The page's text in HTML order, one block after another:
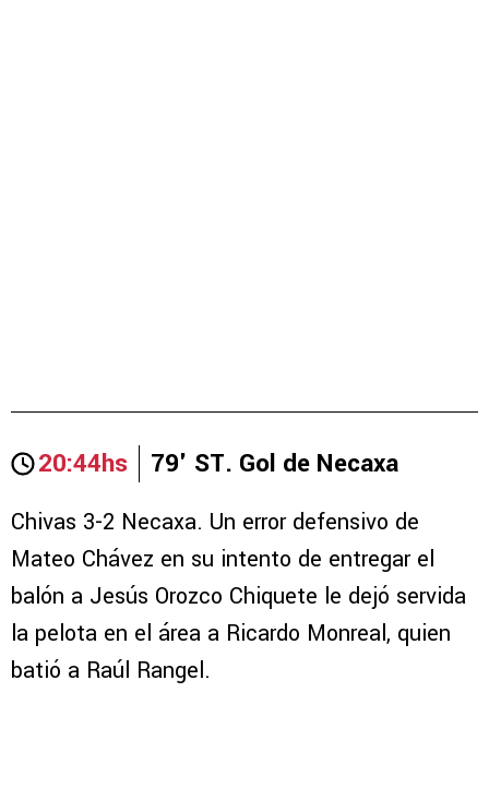
20:44hs 79' ST. Gol de Necaxa
Chivas 3-2 Necaxa. Un error defensivo de
Mateo Chávez en su intento de entregar el
balón a Jesús Orozco Chiquete le dejó servida
la pelota en el área a Ricardo Monreal, quien
batió a Raúl Rangel.